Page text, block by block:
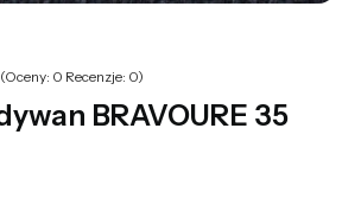
(Oceny: 0 Recenzje: 0)
BRAVOURE 35